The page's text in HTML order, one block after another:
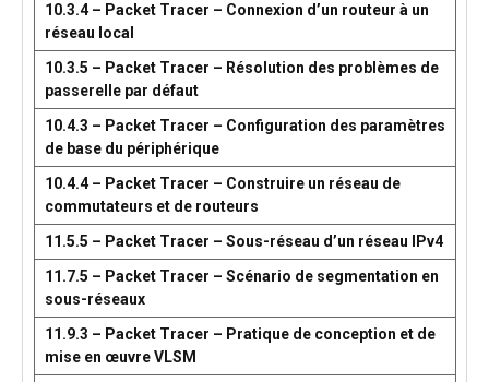
10.3.4 – Packet Tracer – Connexion d’un routeur à un
réseau local
10.3.5 – Packet Tracer – Résolution des problèmes de
passerelle par défaut
10.4.3 – Packet Tracer – Configuration des paramètres
de base du périphérique
10.4.4 – Packet Tracer – Construire un réseau de
commutateurs et de routeurs
11.5.5 – Packet Tracer – Sous-réseau d’un réseau IPv4
11.7.5 – Packet Tracer – Scénario de segmentation en
sous-réseaux
11.9.3 – Packet Tracer – Pratique de conception et de
mise en œuvre VLSM